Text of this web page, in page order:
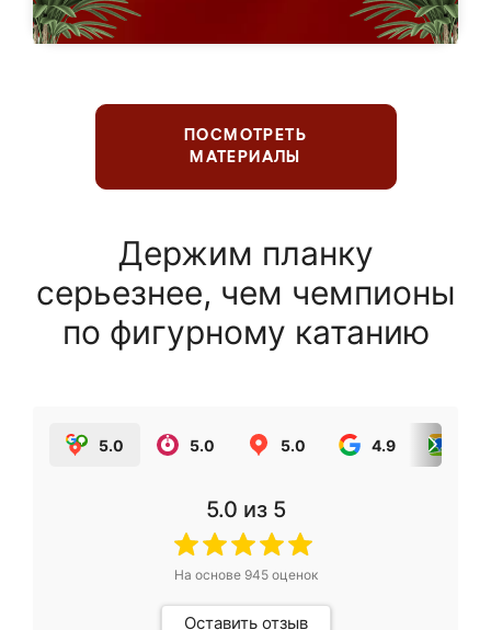
ПОСМОТРЕТЬ
МАТЕРИАЛЫ
Держим планку
серьезнее, чем чемпионы
по фигурному катанию
5.0 5.0 5.0 4.9
5.0 из 5
На основе 945оценок
Оставить отзыв